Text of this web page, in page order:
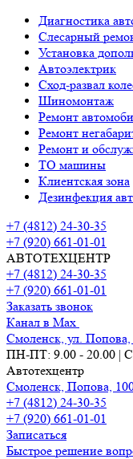
Диагностика
Слесарный
Установка
Автоэлектрик
Сход-развал
Шиномонтаж
Ремонт
Ремонт
Ремонт и
ТО машины
Клиентская зона
Дезинфекция
+7 (4812) 24-30-35
+7 (920) 661-01-01
АВТОТЕХЦЕНТР
+7 (4812) 24-30-35
+7 (920) 661-01-01
Заказать звонок
Канал в Max
Смоленск, ул.
ПН-ПТ: 9.00 - 20.00 |
Автотехцентр
Смоленск, Попова,
+7 (4812) 24-30-35
+7 (920) 661-01-01
Записаться
Быстрое решение